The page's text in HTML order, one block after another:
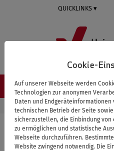
Cookie-
Auf unserer Webseite werden
Technologien zur anonymen
Daten und
technischen Betrieb der Seite
sicherzustellen, die Einbindung
zu ermöglichen und statistische
Webseite durchzuführen.
Website zwingend notwendig. Die
QUICKLINKS
STARTSEITE UNIVERSITÄT
Zurück zur Übersicht